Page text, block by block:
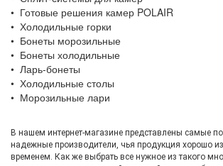
• Готовые решения камер POLAIR
• Холодильные горки
• Бонеты морозильные
• Бонеты холодильные
• Ларь-бонеты
• Холодильные столы
• Морозильные лари
В нашем интернет-магазине представлены самые
надежные производители, чья продукция хорошо
временем. Как же выбрать все нужное из такого